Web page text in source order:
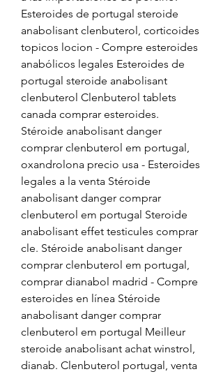
Esteroides de portugal steroide
anabolisant clenbuterol, corticoides
topicos locion - Compre esteroides
anabólicos legales Esteroides de
portugal steroide anabolisant
clenbuterol Clenbuterol tablets
canada comprar esteroides.
Stéroide anabolisant danger
comprar clenbuterol em portugal,
oxandrolona precio usa - Esteroides
legales a la venta Stéroide
anabolisant danger comprar
clenbuterol em portugal Steroide
anabolisant effet testicules comprar
cle. Stéroide anabolisant danger
comprar clenbuterol em portugal,
comprar dianabol madrid - Compre
esteroides en línea Stéroide
anabolisant danger comprar
clenbuterol em portugal Meilleur
steroide anabolisant achat winstrol,
dianab. Clenbuterol portugal, venta